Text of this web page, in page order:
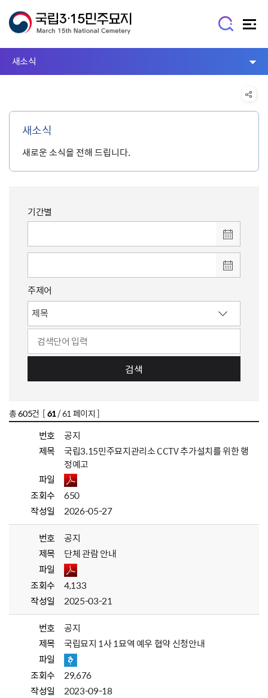
새소식
새소식
새로운 소식을 전해 드립니다.
기간별
주제어
검색
총605건 [61/ 61 페이지 ]
번호
공지
제목
국립3.15민주묘지관리소 CCTV 추가설치를 위한 행
정예고
파일
조회수
650
작성일
2026-05-27
번호
공지
제목
단체 관람 안내
파일
조회수
4,133
작성일
2025-03-21
번호
공지
제목
국립묘지 1사 1묘역 예우 협약 신청안내
파일
조회수
29,676
작성일
2023-09-18